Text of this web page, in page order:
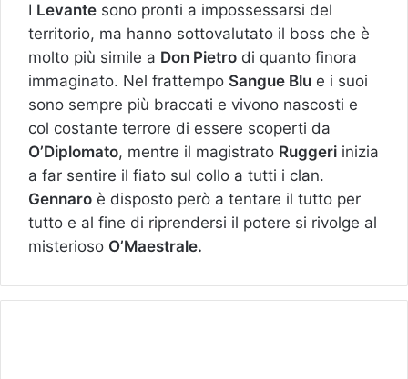
I Levante sono pronti a impossessarsi del
territorio, ma hanno sottovalutato il boss che è
molto più simile a Don Pietro di quanto finora
immaginato. Nel frattempo Sangue Blu e i suoi
sono sempre più braccati e vivono nascosti e
col costante terrore di essere scoperti da
O’Diplomato, mentre il magistrato Ruggeri inizia
a far sentire il fiato sul collo a tutti i clan.
Gennaro è disposto però a tentare il tutto per
tutto e al fine di riprendersi il potere si rivolge al
misterioso O’Maestrale.